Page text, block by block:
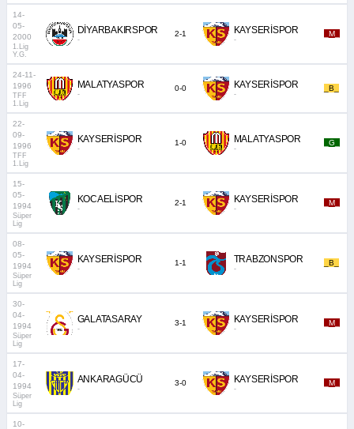
14-
05-
2000
1.Lig
Y.G.
DİYARBAKIRSPOR
-
2-1 KAYSERİSPOR
-
_M_
24-11-
1996
TFF
1.Lig
MALATYASPOR
-
0-0 KAYSERİSPOR
-
_B_
22-
09-
1996
TFF
1.Lig
KAYSERİSPOR
-
1-0 MALATYASPOR
-
_G_
15-
05-
1994
Süper
Lig
KOCAELİSPOR
-
2-1 KAYSERİSPOR
-
_M_
08-
05-
1994
Süper
Lig
KAYSERİSPOR
-
1-1 TRABZONSPOR
-
_B_
30-
04-
1994
Süper
Lig
GALATASARAY
-
3-1 KAYSERİSPOR
-
_M_
17-
04-
1994
Süper
Lig
ANKARAGÜCÜ
-
3-0 KAYSERİSPOR
-
_M_
10-